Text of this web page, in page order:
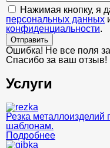
Нажимая кнопку, я
персональных данных
конфиденциальности.
Отправить
Ошибка! Не все поля
Спасибо за ваш отзыв!
Услуги
Резка
шаблонам.
Подробнее